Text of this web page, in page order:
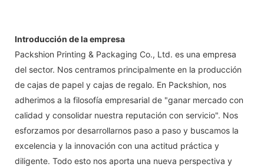
Introducción de la empresa
Packshion Printing & Packaging Co., Ltd. es una empresa
del sector. Nos centramos principalmente en la producción
de cajas de papel y cajas de regalo. En Packshion, nos
adherimos a la filosofía empresarial de "ganar mercado con
calidad y consolidar nuestra reputación con servicio". Nos
esforzamos por desarrollarnos paso a paso y buscamos la
excelencia y la innovación con una actitud práctica y
diligente. Todo esto nos aporta una nueva perspectiva y